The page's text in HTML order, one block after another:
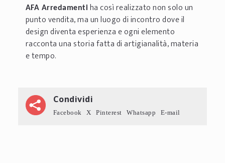
AFA Arredamenti ha così realizzato non solo un
punto vendita, ma un luogo di incontro dove il
design diventa esperienza e ogni elemento
racconta una storia fatta di artigianalità, materia
e tempo.
Condividi
Facebook X Pinterest Whatsapp E-mail